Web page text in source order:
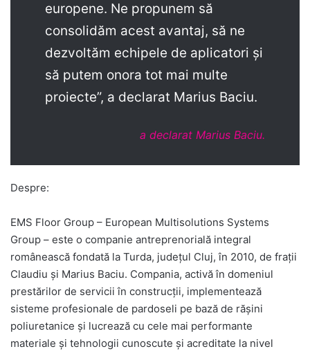
europene. Ne propunem să
consolidăm acest avantaj, să ne
dezvoltăm echipele de aplicatori și
să putem onora tot mai multe
proiecte”, a declarat Marius Baciu.
a declarat Marius Baciu.
Despre:
EMS Floor Group – European Multisolutions Systems
Group – este o companie antreprenorială integral
românească fondată la Turda, județul Cluj, în 2010, de frații
Claudiu și Marius Baciu. Compania, activă în domeniul
prestărilor de servicii în construcții, implementează
sisteme profesionale de pardoseli pe bază de rășini
poliuretanice și lucrează cu cele mai performante
materiale și tehnologii cunoscute și acreditate la nivel